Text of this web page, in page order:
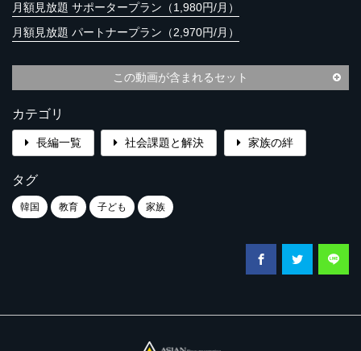
月額見放題 サポータープラン（1,980円/月）
月額見放題 パートナープラン（2,970円/月）
この動画が含まれるセット
カテゴリ
長編一覧 社会課題と解決 家族の絆
タグ
韓国 教育 子ども 家族